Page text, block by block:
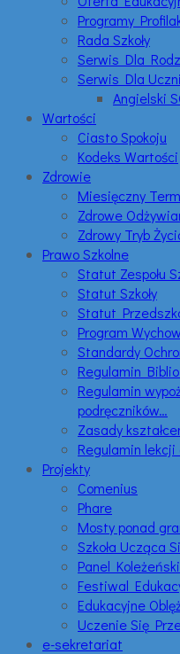
Programy
Rada Szkoły
Serwis Dla
Serwis Dla
Angielski
Wartości
Ciasto Spokoju
Kodeks Wartości
Zdrowie
Miesięczny
Zdrowe
Zdrowy Tryb
Prawo Szkolne
Statut Zespołu
Statut Szkoły
Statut
Program
Standardy
Regulamin
Regulamin
podręczników…
Zasady
Regulamin lekcji
Projekty
Comenius
Phare
Mosty ponad
Szkoła Ucząca
Panel Koleżeński
Festiwal
Edukacyjne
Uczenie Się
e-sekretariat